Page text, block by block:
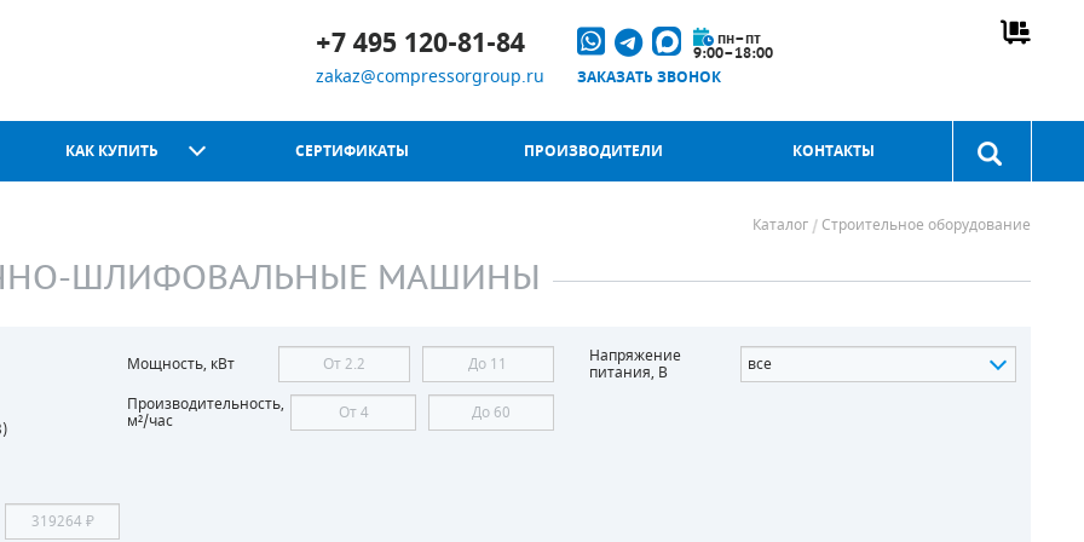
+7 495 120-81-84
zakaz@compressorgroup.ru
пн–пт
9:00–18:00
ЗАКАЗАТЬ ЗВОНОК
КАК КУПИТЬ СЕРТИФИКАТЫ ПРОИЗВОДИТЕЛИ КОНТАКТЫ
Каталог Строительное оборудование
ШЛИФОВАЛЬНЫЕ МАШИНЫ
)
Мощность, кВт Напряжение
питания, В
все
Производительность,
м²/час